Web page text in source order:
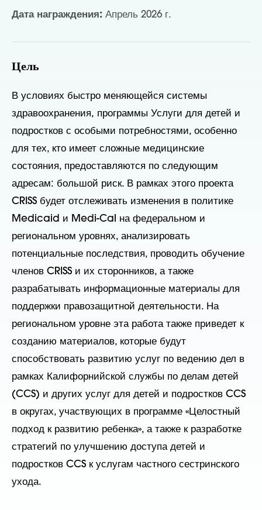
Дата награждения: Апрель 2026 г.
Цель
В условиях быстро меняющейся системы
здравоохранения, программы Услуги для детей и
подростков с особыми потребностями, особенно
для тех, кто имеет сложные медицинские
состояния, предоставляются по следующим
адресам: большой риск. В рамках этого проекта
CRISS будет отслеживать изменения в политике
Medicaid и Medi-Cal на федеральном и
региональном уровнях, анализировать
потенциальные последствия, проводить обучение
членов CRISS и их сторонников, а также
разрабатывать информационные материалы для
поддержки правозащитной деятельности. На
региональном уровне эта работа также приведет к
созданию материалов, которые будут
способствовать развитию услуг по ведению дел в
рамках Калифорнийской службы по делам детей
(CCS) и других услуг для детей и подростков CCS
в округах, участвующих в программе «Целостный
подход к развитию ребенка», а также к разработке
стратегий по улучшению доступа детей и
подростков CCS к услугам частного сестринского
ухода.